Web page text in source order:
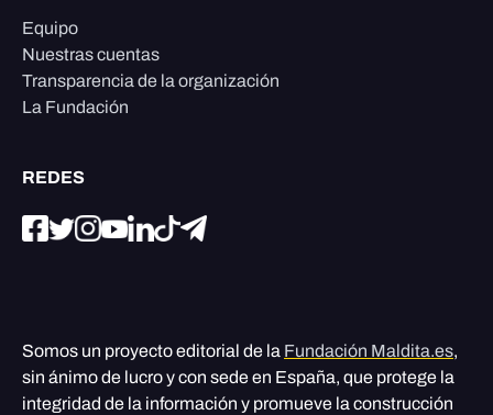
Equipo
Nuestras cuentas
Transparencia de la organización
La Fundación
REDES
Somos un proyecto editorial de la Fundación Maldita.es,
sin ánimo de lucro y con sede en España, que protege la
integridad de la información y promueve la construcción